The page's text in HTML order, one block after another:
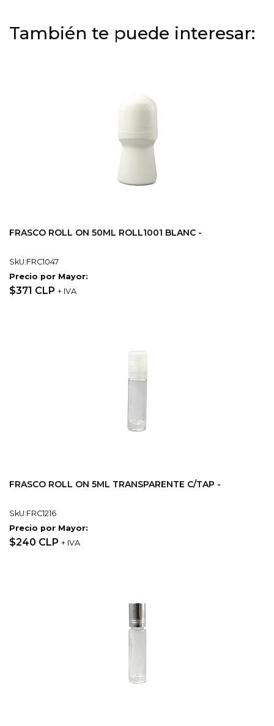
También te puede interesar:
FRASCO ROLL ON 50ML ROLL1001 BLANC -
SkU:FRC1047
Precio por Mayor:
$371 CLP + IVA
FRASCO ROLL ON 5ML TRANSPARENTE C/TAP -
SkU:FRC1216
Precio por Mayor:
$240 CLP + IVA